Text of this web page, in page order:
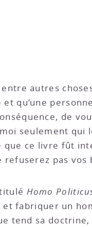
autres
qu’une
de
seulement
ce livre fût
pas
Homo
fabriquer un
tend sa doctrine,